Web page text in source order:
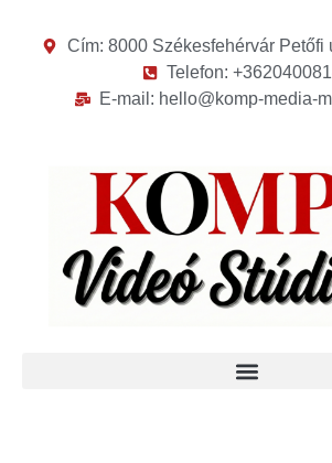
Cím: 8000 Székesfehérvár Petőfi
Telefon:
E-mail: hello@komp-media-